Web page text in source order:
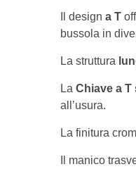
Il design a T
bussola in
La struttura
La Chiave a T
all’usura.
La finitura
Il manico